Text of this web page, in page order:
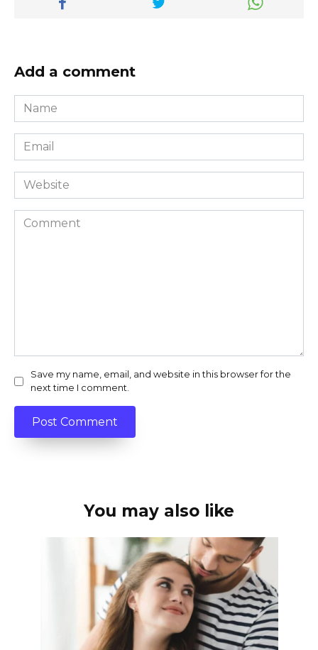
Add a comment
Name
*
Email
*
Website
Comment
Save my name, email, and website in this browser for the
next time I comment.
You may also like